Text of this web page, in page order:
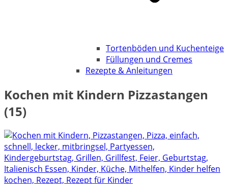
Tortenböden und Kuchenteige
Füllungen und Cremes
Rezepte & Anleitungen
Kochen mit Kindern Pizzastangen
(15)